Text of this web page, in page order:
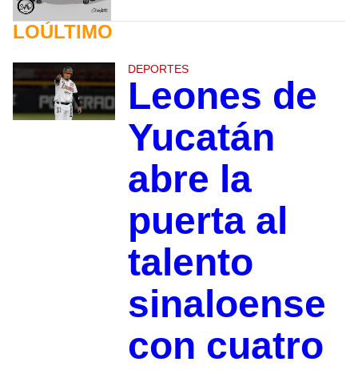
LOÚLTIMO
DEPORTES
Leones de
Yucatán
abre la
puerta al
talento
sinaloense
con cuatro